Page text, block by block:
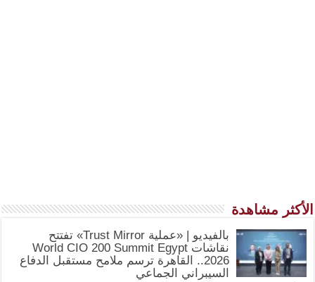
الأكثر مشاهدة
بالفيديو | «عملية Trust Mirror» تفتتح
نقاشات World CIO 200 Summit Egypt
2026.. القاهرة ترسم ملامح مستقبل الدفاع
السيبراني الجماعي